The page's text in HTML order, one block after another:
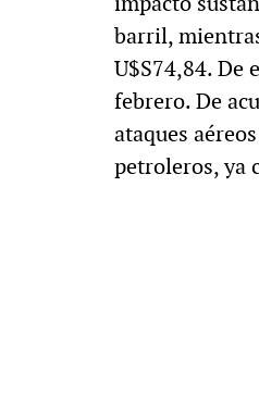
barril,
U$S74,84. De
febrero. De
ataques
petroleros, ya